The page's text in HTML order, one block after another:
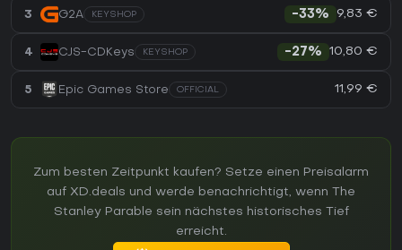
3 G2A KEYSHOP -33% 9,83 €
4 CJS-CDKeys KEYSHOP -27% 10,80 €
5 Epic Games Store OFFICIAL 11,99 €
Zum besten Zeitpunkt kaufen? Setze einen Preisalarm
auf XD.deals und werde benachrichtigt, wenn The
Stanley Parable sein nächstes historisches Tief
erreicht.